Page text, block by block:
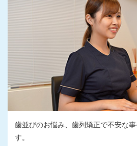
歯並びのお悩み、歯列矯正で不安な
す。